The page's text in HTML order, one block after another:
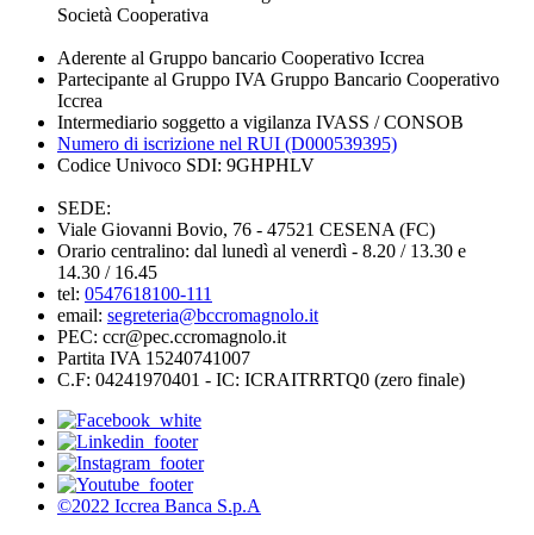
Società Cooperativa
Aderente al Gruppo bancario Cooperativo Iccrea
Partecipante al Gruppo IVA Gruppo Bancario Cooperativo
Iccrea
Intermediario soggetto a vigilanza IVASS / CONSOB
Numero di iscrizione nel RUI (D000539395)
Codice Univoco SDI: 9GHPHLV
SEDE:
Viale Giovanni Bovio, 76 - 47521 CESENA (FC)
Orario centralino: dal lunedì al venerdì - 8.20 / 13.30 e
14.30 / 16.45
tel: 0547618100-111
email: segreteria@bccromagnolo.it
PEC: ccr@pec.ccromagnolo.it
Partita IVA 15240741007
C.F: 04241970401 - IC: ICRAITRRTQ0 (zero finale)
©2022 Iccrea Banca S.p.A